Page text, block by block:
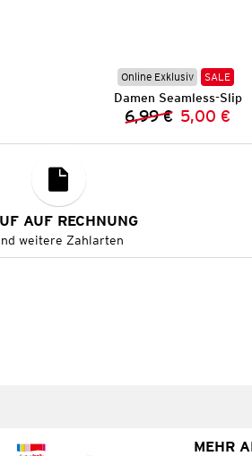
Online Exklusiv SALE
Damen Seamless-Slip
6,99 € Neuer
5,00 €
AUF RECHNUNG
weitere Zahlarten
MEHR